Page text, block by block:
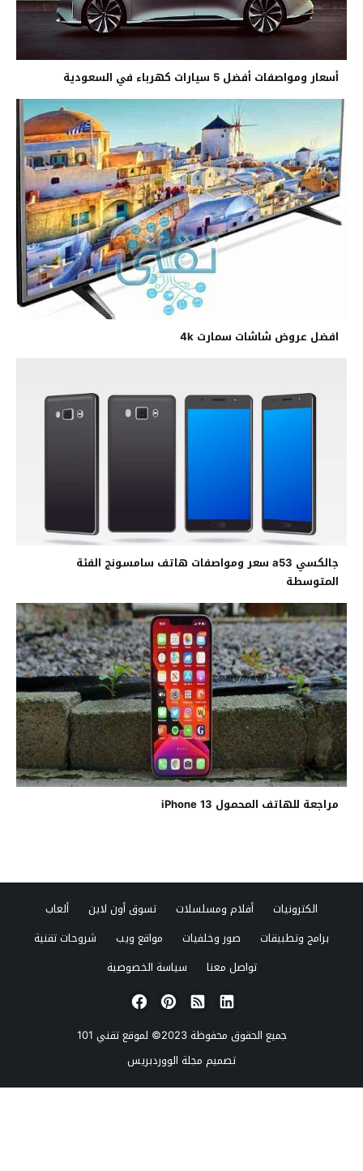
أسعار ومواصفات أفضل 5 سيارات كهرباء في السعودية
افضل عروض شاشات سمارت 4k
جالكسي a53 سعر ومواصفات هاتف سامسونج الفئة
المتوسطة
مراجعة للهاتف المحمول iPhone 13
الكترونيات أفلام ومسلسلات تسوق أون لاين
ألعاب
برامج وتطبيقات
صور وخلفيات مواقع ويب
شروحات تقنية
تواصل معنا
سياسة الخصوصية
جميع الحقوق محفوظة 2023© لموقع
تقني 101
تصميم مجلة الووردبريس